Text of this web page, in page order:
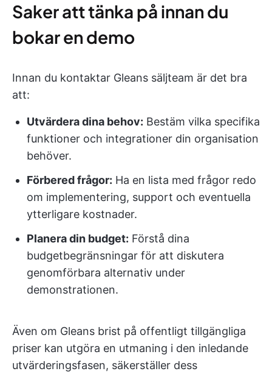
Saker att tänka på innan du
bokar en demo
Innan du kontaktar Gleans säljteam är det bra
att:
Utvärdera dina behov: Bestäm vilka specifika
funktioner och integrationer din organisation
behöver.
Förbered frågor: Ha en lista med frågor redo
om implementering, support och eventuella
ytterligare kostnader.
Planera din budget: Förstå dina
budgetbegränsningar för att diskutera
genomförbara alternativ under
demonstrationen.
Även om Gleans brist på offentligt tillgängliga
priser kan utgöra en utmaning i den inledande
utvärderingsfasen, säkerställer dess